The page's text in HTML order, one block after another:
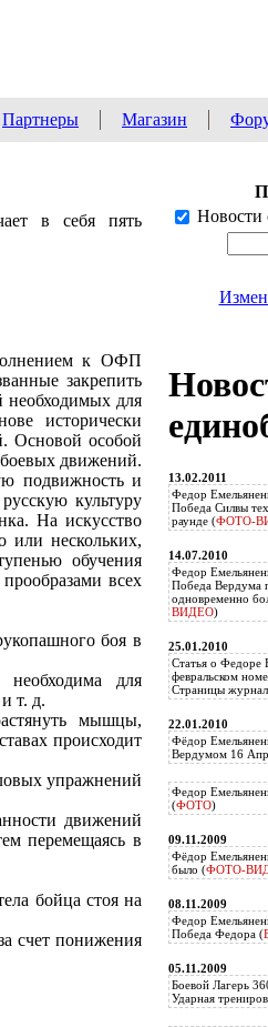
Партнеры Магазин
в себя пять
к ОФП
закрепить
для
исторически
Основой особой
боевых движений.
подвижность и
культуру
На искусство
или нескольких,
обучения
всех
боя в
для
т. д.
мышцы,
происходит
упражнений
движений
перемещаясь в
бойца стоя на
счет понижения
Новости
13.02.2011
Федор
Победа Силвы
раунде (ФОТО-
14.07.2010
Федор
Победа Вердума
одновременно
ВИДЕО)
25.01.2010
Статья о Федоре
февральском
Страницы
22.01.2010
Фёдор
Вердумом 16
Федор
(ФОТО)
09.11.2009
Фёдор
было (ФОТО-
08.11.2009
Федор
Победа Федора (
05.11.2009
Боевой Лагерь
Ударная